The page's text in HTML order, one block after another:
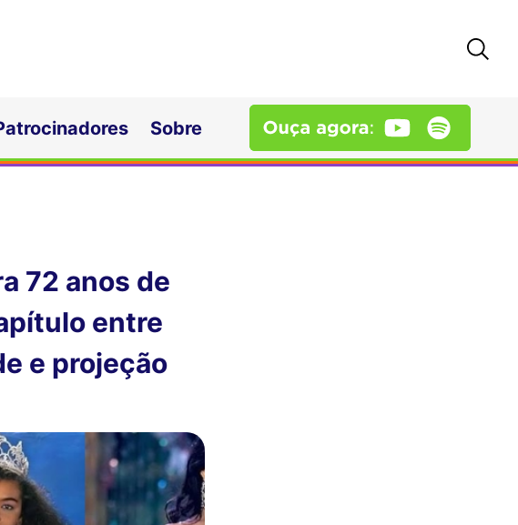
Sobre
72 anos de
entre
e projeção